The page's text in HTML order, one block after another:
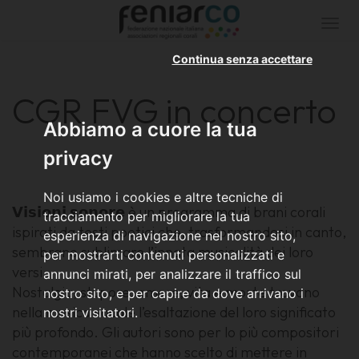
Abbiamo a cuore la tua
privacy
Noi usiamo i cookies e altre tecniche di
tracciamento per migliorare la tua
esperienza di navigazione nel nostro sito,
per mostrarti contenuti personalizzati e
annunci mirati, per analizzare il traffico sul
nostro sito, e per capire da dove arrivano i
nostri visitatori.
Continua senza accettare
CGR FVG in concerto
𝗩𝗶𝘀𝗶𝗼𝗻𝗶 𝘀𝗼𝗻𝗼𝗿𝗲 è un programma di brani corali
ispirati da testi poetici che, trasformandosi in canto,
sembrano sublimare l’innata musicalità dei loro
versi.
Nostalgia, stupore, amore, vita e morte trovano
nella musica vocale l’esaltazione del loro significato
più profondo. Gli autori sono per lo più compositori
contemporanei che hanno scelto di mettere in